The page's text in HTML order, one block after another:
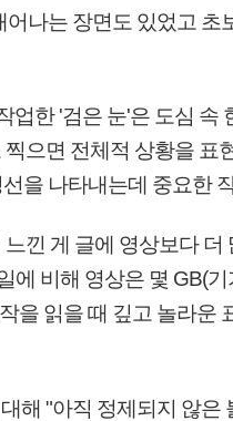
나는 장면도 있었고
업한 '검은 눈'은 도심
으면 전체적 상황을
을 나타내는데 중요한
낀 게 글에 영상보다
에 비해 영상은 몇 GB(
을 읽을 때 깊고 놀라운
해 "아직 정제되지 않